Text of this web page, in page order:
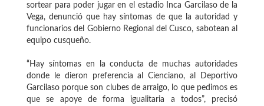
sortear para poder jugar en el estadio Inca Garcilaso de la
Vega, denunció que hay síntomas de que la autoridad y
funcionarios del Gobierno Regional del Cusco, sabotean al
equipo cusqueño.
“Hay síntomas en la conducta de muchas autoridades
donde le dieron preferencia al Cienciano, al Deportivo
Garcilaso porque son clubes de arraigo, lo que pedimos es
que se apoye de forma igualitaria a todos”, precisó